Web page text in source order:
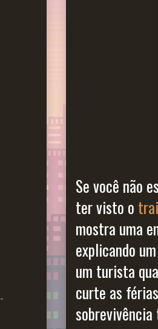
Se você não
ter visto o
mostra uma
explicando
um turista
curte as